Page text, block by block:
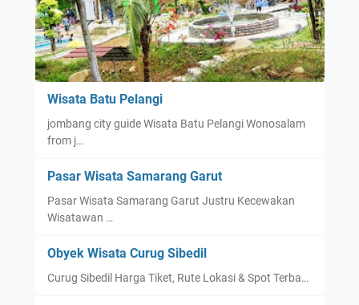
Wisata Batu Pelangi
jombang city guide Wisata Batu Pelangi Wonosalam
from j…
Pasar Wisata Samarang Garut
Pasar Wisata Samarang Garut Justru Kecewakan
Wisatawan …
Obyek Wisata Curug Sibedil
Curug Sibedil Harga Tiket, Rute Lokasi & Spot Terba…